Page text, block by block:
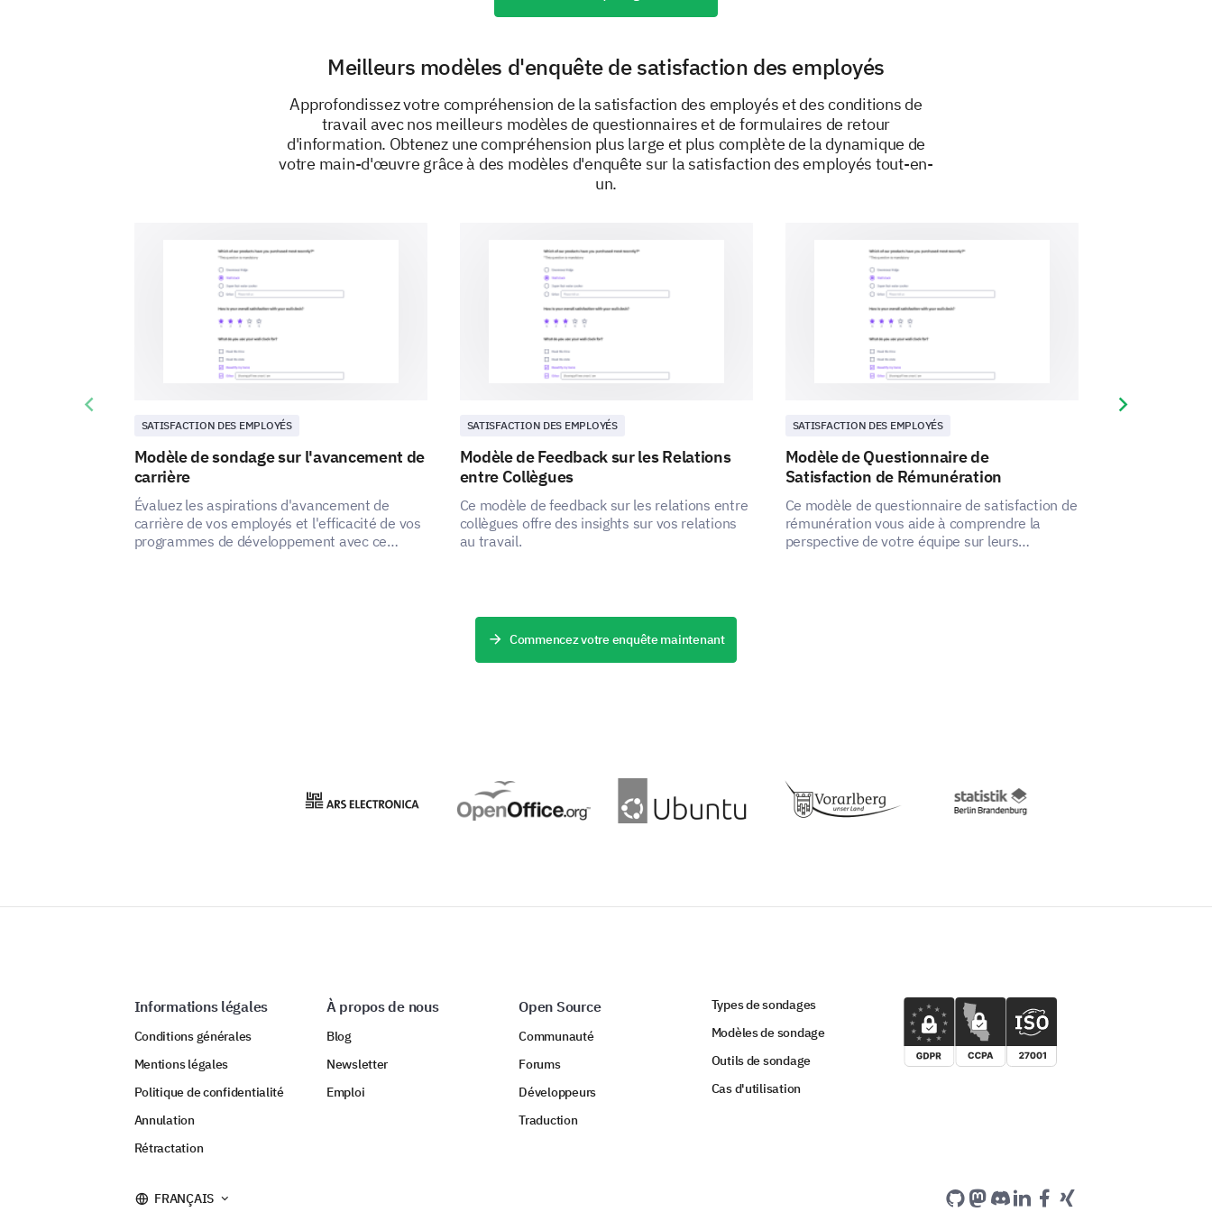
I believe my job role is essential to the organization.
PROPULSÉ PAR
Meilleurs modèles d'enquête de satisfaction des employés
Approfondissez votre compréhension de la satisfaction des employés et des conditions de
travail avec nos meilleurs modèles de questionnaires et de formulaires de retour
d'information. Obtenez une compréhension plus large et plus complète de la dynamique de
votre main-d'œuvre grâce à des modèles d'enquête sur la satisfaction des employés tout-en-
un.
SATISFACTION DES EMPLOYÉS
Modèle de sondage sur l'avancement de
carrière
Évaluez les aspirations d'avancement de
carrière de vos employés et l'efficacité de vos
programmes de développement avec ce
SATISFACTION DES EMPLOYÉS
Modèle de Feedback sur les Relations
entre Collègues
Ce modèle de feedback sur les relations entre
collègues offre des insights sur vos relations
au travail.
SATISFACTION DES EMPLOYÉS
Modèle de Questionnaire de
Satisfaction de Rémunération
Ce modèle de questionnaire de satisfaction de
rémunération vous aide à comprendre la
perspective de votre équipe sur leurs
Previous slide Next slide
Commencez votre enquête maintenant
Informations légales
Conditions générales
Mentions légales
Politique de confidentialité
Annulation
Rétractation
À propos de nous
Blog
Newsletter
Emploi
Open Source
Communauté
Forums
Développeurs
Traduction
Types de sondages
Modèles de sondage
Outils de sondage
Cas d'utilisation
FRANÇAIS